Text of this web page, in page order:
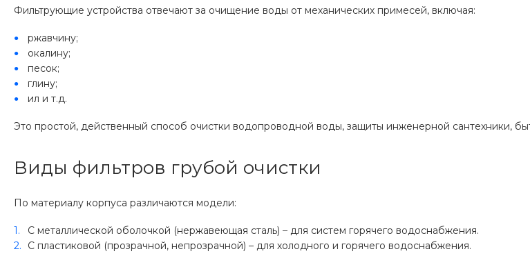
Фильтрующие устройства отвечают за очищение воды от механических примесей, включая:
ржавчину;
окалину;
песок;
глину;
ил и т.д.
Это простой, действенный способ очистки водопроводной воды, защиты инженерной сантехники,
Виды фильтров грубой очистки
По материалу корпуса различаются модели:
С металлической оболочкой (нержавеющая сталь) – для систем горячего водоснабжения.
С пластиковой (прозрачной, непрозрачной) – для холодного и горячего водоснабжения.